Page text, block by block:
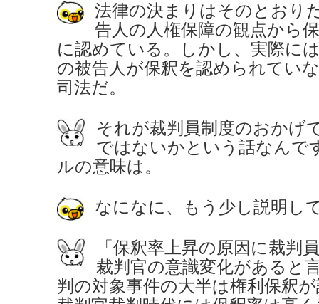
法律の決まりはそのとおり
告人の人権保障の観点から
に認めている。しかし、実際に
の被告人が保釈を認められてい
司法だ。
それが裁判員制度のおかげ
ではないかという話なんで
ルの意味は。
なになに、もう少し説明し
「保釈率上昇の原因に裁判
裁判官の意識変化があると
判の対象事件の大半は権利保釈